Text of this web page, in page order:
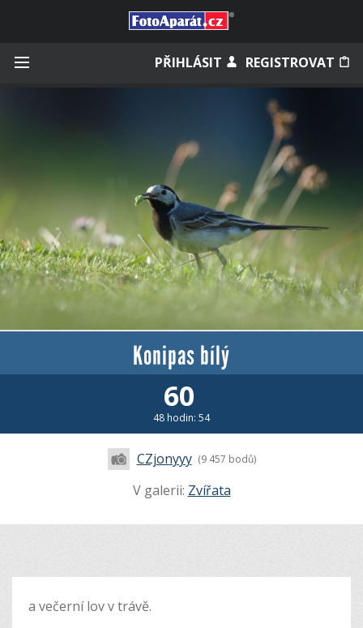
PŘIHLÁSIT REGISTROVAT
Zapamatovat
Zapomněli jste heslo?
Měli jste účet na starém webu?
Konipas bílý
60
48 hodin: 54
CZjonyyy (9 457 bodů)
V galerii: Zvířata
a večerní lov v trávě.